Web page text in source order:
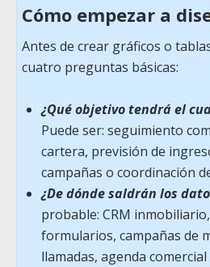
Cómo empezar a
Antes de crear gráficos o
cuatro preguntas básicas:
¿Qué objetivo tendrá el
Puede ser: seguimiento
cartera, previsión de
campañas o coordinación
¿De dónde saldrán los
probable: CRM
formularios, campañas de
llamadas, agenda